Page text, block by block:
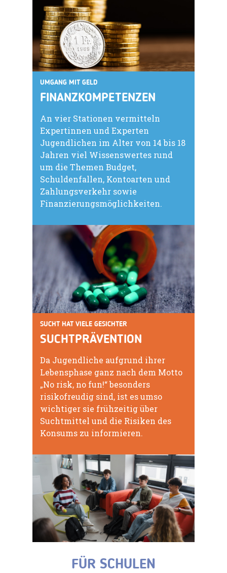
UMGANG MIT GELD
FINANZKOMPETENZEN
An vier Stationen vermitteln
Expertinnen und Experten
Jugendlichen im Alter von 14 bis 18
Jahren viel Wissenswertes rund
um die Themen Budget,
Schuldenfallen, Kontoarten und
Zahlungsverkehr sowie
Finanzierungsmöglichkeiten.
SUCHT HAT VIELE GESICHTER
SUCHTPRÄVENTION
Da Jugendliche aufgrund ihrer
Lebensphase ganz nach dem Motto
„No risk, no fun!“ besonders
risikofreudig sind, ist es umso
wichtiger sie frühzeitig über
Suchtmittel und die Risiken des
Konsums zu informieren.
FÜR SCHULEN